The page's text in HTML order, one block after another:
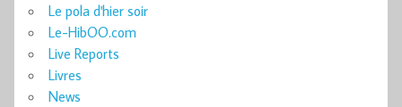
Le pola d'hier soir
Le-HibOO.com
Live Reports
Livres
News